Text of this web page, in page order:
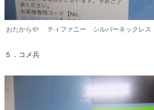
おたからや ティファニー シルバーネックレ
５．コメ兵